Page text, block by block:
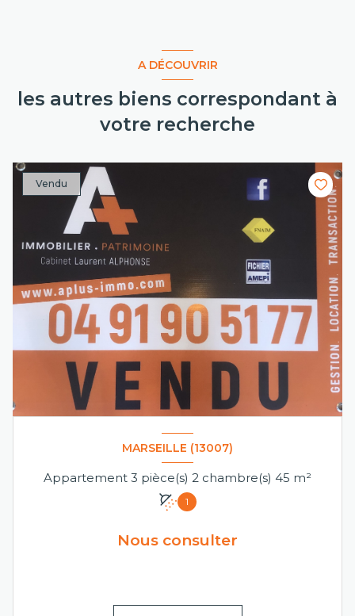
A DÉCOUVRIR
les autres biens correspondant à
votre recherche
Vendu
MARSEILLE (13007)
Appartement 3 pièce(s) 2 chambre(s) 45 m²
1
Nous consulter